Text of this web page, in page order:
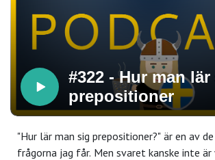
#322 - Hur man lär
prepositioner
"Hur lär man sig prepositioner?" är en av
frågorna jag får. Men svaret kanske inte är